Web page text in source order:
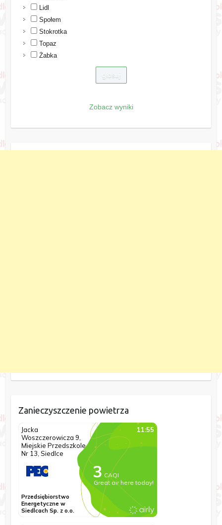
Lidl
Społem
Stokrotka
Topaz
Żabka
Zobacz wyniki
Zanieczyszczenie powietrza